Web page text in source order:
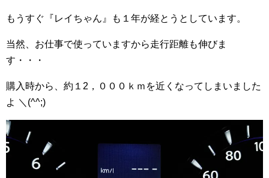
もうすぐ『レイちゃん』も１年が経とうとしています。
当然、お仕事で使っていますから走行距離も伸びま
す・・・
購入時から、約１2，０００ｋｍを近くなってしまいました
よ ＼(^^;)